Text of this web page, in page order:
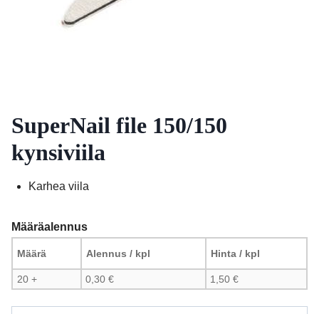
SuperNail file 150/150
kynsiviila
Karhea viila
Määräalennus
Määrä Alennus / kpl Hinta / kpl
20 + 0,30 € 1,50 €